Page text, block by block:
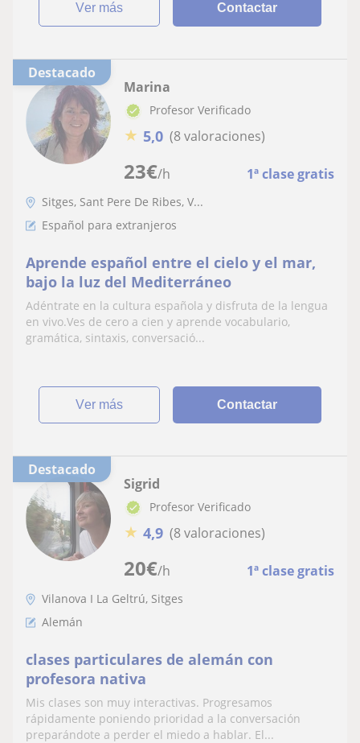
ver más Contactar
Destacado
23€/h 1ª clase gratis
Marina
Profesor Verificado
★ 5,0 (8 valoraciones)
Sitges, Sant Pere De Ribes, V...
Español para extranjeros
Aprende español entre el cielo y el mar,
bajo la luz del Mediterráneo
Adéntrate en la cultura española y disfruta de la lengua
en vivo.Ves de cero a cien y aprende vocabulario,
gramática, sintaxis, conversació...
ver más Contactar
Destacado
20€/h 1ª clase gratis
Sigrid
Profesor Verificado
★ 4,9 (8 valoraciones)
Vilanova I La Geltrú, Sitges
Alemán
clases particulares de alemán con
profesora nativa
Mis clases son muy interactivas. Progresamos
rápidamente poniendo prioridad a la conversación
preparándote a perder el miedo a hablar. El...